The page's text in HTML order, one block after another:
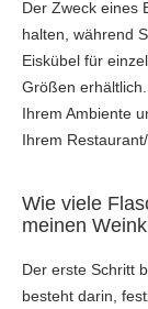
Der Zweck eines
halten, während
Eiskübel für
Größen
Ihrem Ambiente
Ihrem
Wie viele
meinen
Der erste Schritt
besteht darin,